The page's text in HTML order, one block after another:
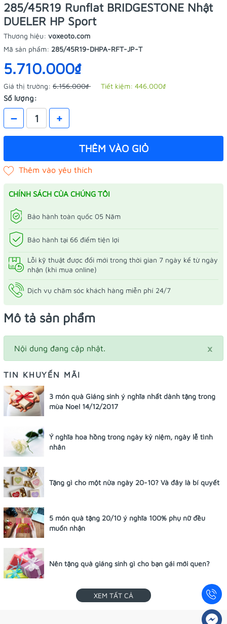
285/45R19 Runflat BRIDGESTONE Nhật
DUELER HP Sport
Thương hiệu: voxeoto.com
Mã sản phẩm: 285/45R19-DHPA-RFT-JP-T
5.710.000₫
Giá thị trường: 6.156.000₫ Tiết kiệm: 446.000₫
Số lượng:
– +
THÊM VÀO GIỎ
CHÍNH SÁCH CỦA CHÚNG TÔI
Bảo hành toàn quốc 05 Năm
Bảo hành tại 66 điểm tiện lợi
Lỗi kỹ thuật được đổi mới trong thời gian 7 ngày kể từ ngày
nhận (khi mua online)
Dịch vụ chăm sóc khách hàng miễn phí 24/7
Mô tả sản phẩm
×
Nội dung đang cập nhật.
TIN KHUYẾN MÃI
3 món quà Giáng sinh ý nghĩa nhất dành tặng trong
mùa Noel 14/12/2017
Ý nghĩa hoa hồng trong ngày kỷ niệm, ngày lễ tình
nhân
Tặng gì cho một nửa ngày 20-10? Và đây là bí quyết
5 món quà tặng 20/10 ý nghĩa 100% phụ nữ đều
muốn nhận
Nên tặng quà giáng sinh gì cho bạn gái mới quen?
XEM TẤT CẢ